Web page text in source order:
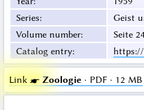
Series:
Geist
Volume number:
Seite
Catalog entry: https://
Link ☛ Zoologie· PDF · 12 MB